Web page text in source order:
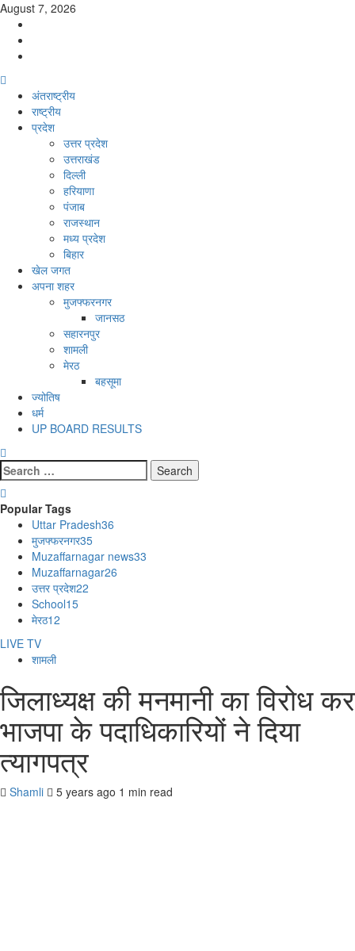
Skip
content
August 7, 2026
Menuअंतराष्ट्रीय
राष्ट्रीय
प्रदेश
उत्तर प्रदेश
उत्तराखंड
दिल्ली
हरियाणा
पंजाब
राजस्थान
मध्य प्रदेश
बिहार
खेल जगत
अपना शहर
मुजफ्फरनगर
जानसठ
सहारनपुर
शामली
मेरठ
बहसूमा
ज्योतिष
धर्म
UP BOARD RESULTS
Search
for:
Popular Tags
Uttar Pradesh36
मुजफ्फरनगर35
Muzaffarnagar news33
Muzaffarnagar26
उत्तर प्रदेश22
School15
मेरठ12
LIVE TV
शामली
जिलाध्यक्ष की मनमानी का विरोध कर
भाजपा के पदाधिकारियों ने दिया
त्यागपत्र
Shamli 5 years ago 1 min read